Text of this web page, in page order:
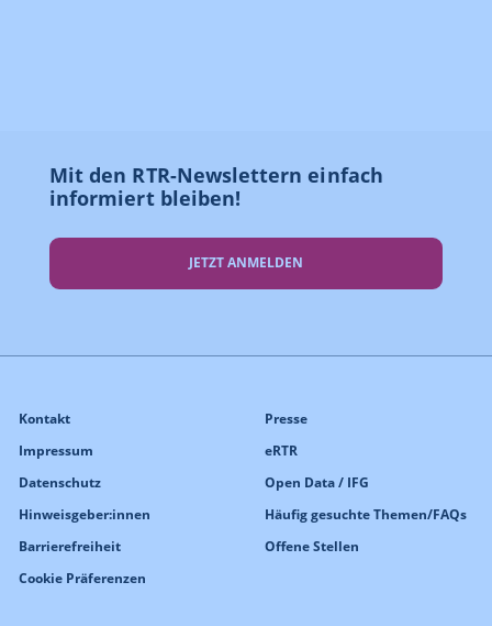
Mit den RTR-Newslettern einfach
informiert bleiben!
JETZT ANMELDEN
Kontakt
Impressum
Datenschutz
Hinweisgeber:innen
Barrierefreiheit
Cookie Präferenzen
Presse
eRTR
Open Data / IFG
Häufig gesuchte Themen/FAQs
Offene Stellen